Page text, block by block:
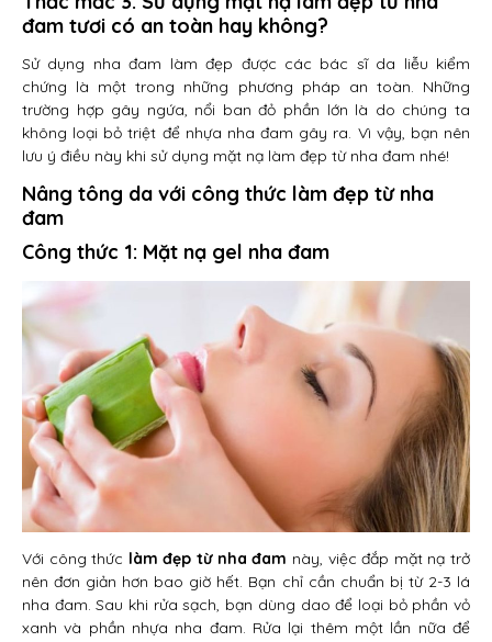
đam tươi có an toàn hay không?
Sử dụng nha đam làm đẹp được các bác sĩ da liễu kiểm
chứng là một trong những phương pháp an toàn. Những
trường hợp gây ngứa, nổi ban đỏ phần lớn là do chúng ta
không loại bỏ triệt để nhựa nha đam gây ra. Vì vậy, bạn nên
lưu ý điều này khi sử dụng mặt nạ làm đẹp từ nha đam nhé!
Nâng tông da với công thức làm đẹp từ nha
đam
Công thức 1: Mặt nạ gel nha đam
Với công thức làm đẹp từ nha đam này, việc đắp mặt nạ trở
nên đơn giản hơn bao giờ hết. Bạn chỉ cần chuẩn bị từ 2-3 lá
nha đam. Sau khi rửa sạch, bạn dùng dao để loại bỏ phần vỏ
xanh và phần nhựa nha đam. Rửa lại thêm một lần nữa để